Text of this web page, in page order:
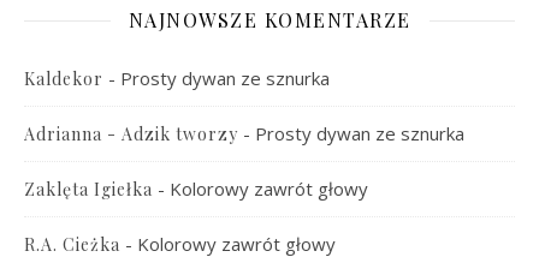
NAJNOWSZE KOMENTARZE
Kaldekor - Prosty dywan ze sznurka
Adrianna - Adzik tworzy - Prosty dywan ze sznurka
Zaklęta Igiełka - Kolorowy zawrót głowy
R.A. Cieżka - Kolorowy zawrót głowy